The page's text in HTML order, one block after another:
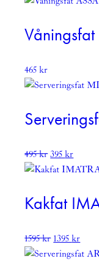
465kr
495krDet
ursprungliga
var:
495 kr.
395krDet
395 kr.
Kakfat
1595kr Det
ursprungliga
1395krDet